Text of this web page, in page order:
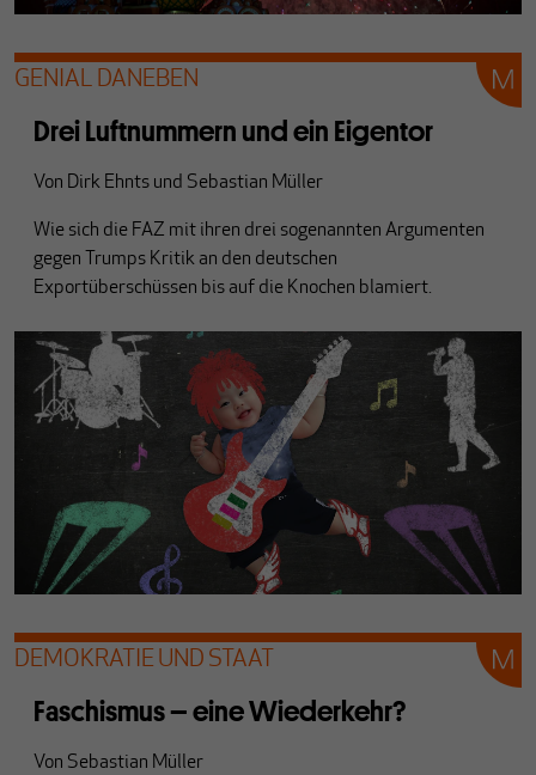
GENIAL DANEBEN
Drei Luftnummern und ein Eigentor
Von Dirk Ehnts und Sebastian Müller
Wie sich die FAZ mit ihren drei sogenannten Argumenten
gegen Trumps Kritik an den deutschen
Exportüberschüssen bis auf die Knochen blamiert.
DEMOKRATIE UND STAAT
Faschismus – eine Wiederkehr?
Von Sebastian Müller